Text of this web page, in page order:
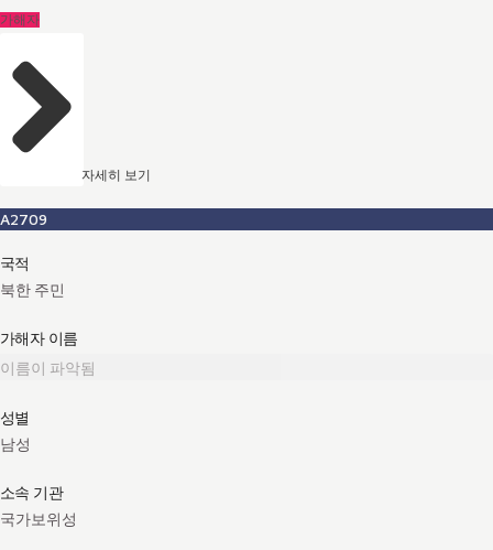
가해자
자세히 보기
A2709
국적
북한 주민
가해자 이름
이름이 파악됨
성별
남성
소속 기관
국가보위성